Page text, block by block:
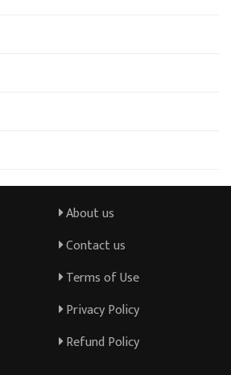
About us
Contact us
Terms of Use
Privacy Policy
Refund Policy